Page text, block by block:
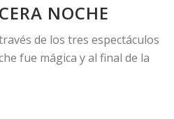
NOCHE
de los tres espectáculos
fue mágica y al final de la